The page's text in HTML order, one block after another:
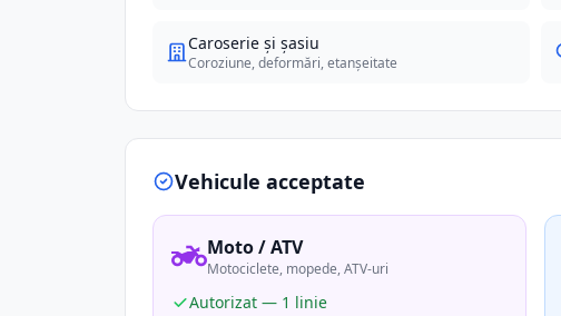
Caroserie și șasiu
Coroziune, deformări, etanșeitate
Vehicule acceptate
Moto / ATV
Motociclete, mopede, ATV-uri
Autorizat — 1 linie